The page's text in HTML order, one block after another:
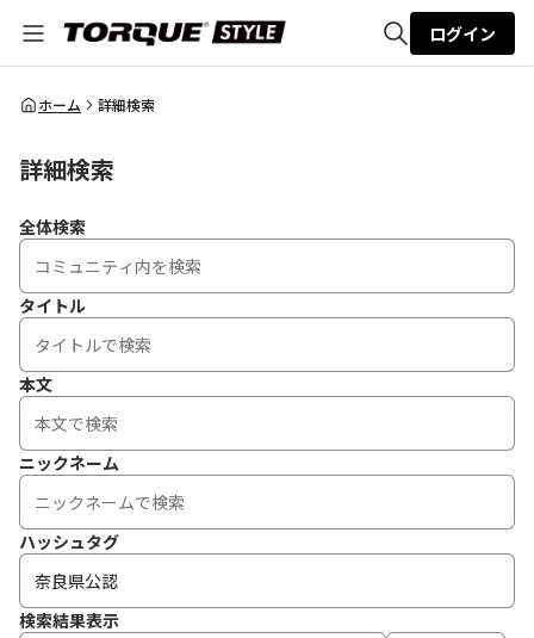
全体検索
ログイン
ホーム 詳細検索
詳細検索
全体検索
タイトル
本文
ニックネーム
ハッシュタグ
検索結果表示